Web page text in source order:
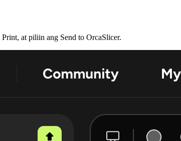
Print, at piliin ang Send to OrcaSlicer.